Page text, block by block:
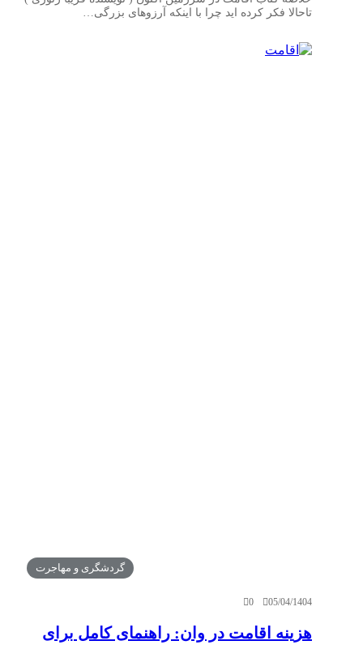
تاحالا فکر کرده اید چرا با اینکه آرزوهای بزرگی…
گردشگری و مهاجرت
05/04/1404
0
هزینه اقامت در وان: راهنمای کامل برای